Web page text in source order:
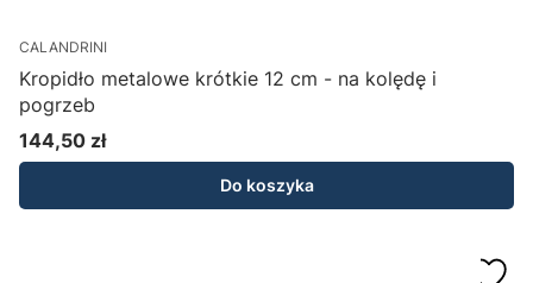
CALANDRINI
Kropidło metalowe krótkie 12 cm - na kolędę i
pogrzeb
Cena
144,50 zł
Do koszyka